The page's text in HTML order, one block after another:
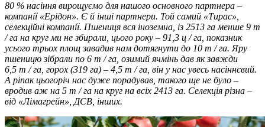
80 % насіння вирощуємо для нашого основного партнера –
компанії «Ерідон». Є й інші партнери. Той самий «Тирас»,
селекційні компанії. Пшениця вся іноземна, із 2513 га менше 9 т
/ га на круг ми не збирали, цього року – 91,3 ц / га, показник
усього трьох площ завадив нам дотягнути до 10 т / га. Яру
пшеницю зібрали по 6 т / га, озимий ячмінь дав як завжди
6,5 т / га, горох (319 га) – 4,5 т / га, він у нас увесь насіннєвий.
А ріпак цьогоріч нас дуже порадував, такого ще не було –
вродив аж на 5 т / га на круг на всіх 2413 га. Селекція різна –
від «Лімагрейн», ДСВ, інших.